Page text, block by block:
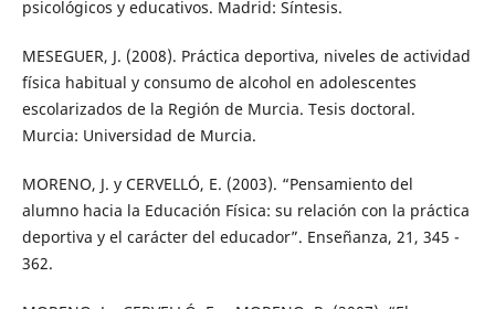
psicológicos y educativos. Madrid: Síntesis.
MESEGUER, J. (2008). Práctica deportiva, niveles de actividad
física habitual y consumo de alcohol en adolescentes
escolarizados de la Región de Murcia. Tesis doctoral.
Murcia: Universidad de Murcia.
MORENO, J. y CERVELLÓ, E. (2003). “Pensamiento del
alumno hacia la Educación Física: su relación con la práctica
deportiva y el carácter del educador”. Enseñanza, 21, 345 -
362.